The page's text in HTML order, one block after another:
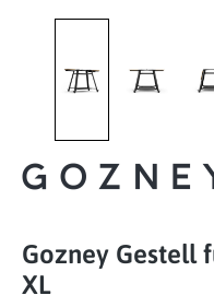
Gozney Gestell
XL